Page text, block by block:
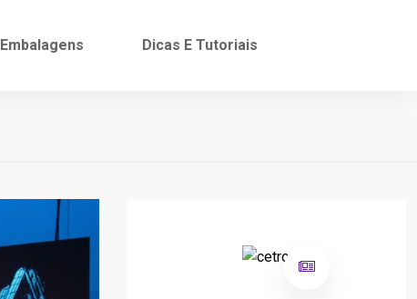
Embalagens Dicas E Tutoriais